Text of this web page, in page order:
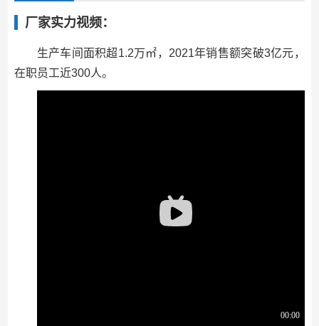
厂家实力视频：
生产车间面积超1.2万㎡，2021年销售额突破3亿元，
在职员工近300人。